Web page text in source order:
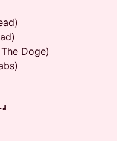
Doge)